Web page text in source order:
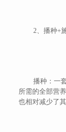
2、播种+
播种：一
所需的全部营
也相对减少了